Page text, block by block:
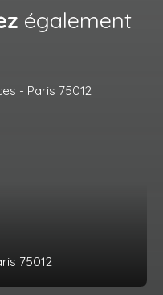
également
75012